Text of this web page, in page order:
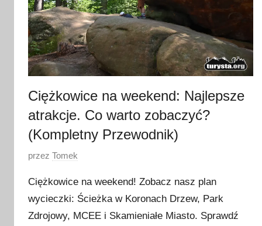
Ciężkowice na weekend: Najlepsze
atrakcje. Co warto zobaczyć?
(Kompletny Przewodnik)
O
u
b
l
przez Tomek
Ciężkowice na weekend! Zobacz nasz plan
wycieczki: Ścieżka w Koronach Drzew, Park
Zdrojowy, MCEE i Skamieniałe Miasto. Sprawdź